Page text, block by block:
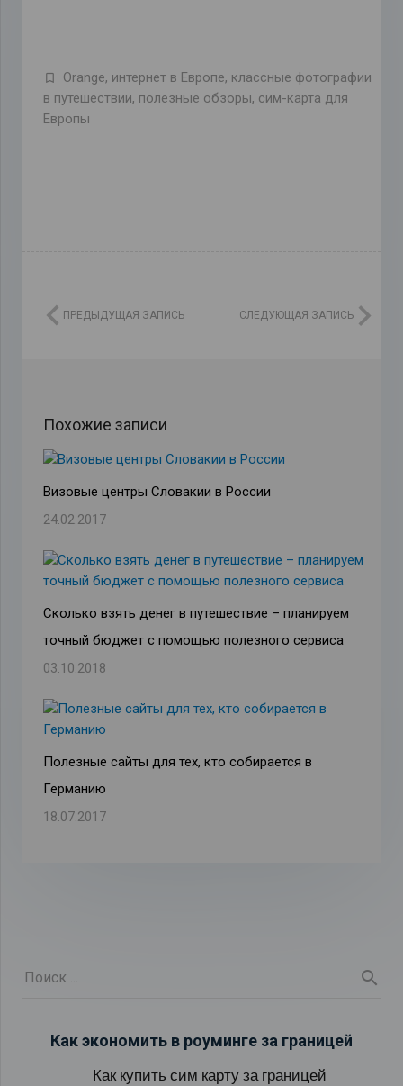
Orange, интернет в Европе, классные фотографии
в путешествии, полезные обзоры, сим-карта для
Европы
ПРЕДЫДУЩАЯ ЗАПИСЬ СЛЕДУЮЩАЯ ЗАПИСЬ
Похожие записи
Визовые центры Словакии в России
24.02.2017
Сколько взять денег в путешествие – планируем
точный бюджет с помощью полезного сервиса
03.10.2018
Полезные сайты для тех, кто собирается в
Германию
18.07.2017
Как экономить в роуминге за границей
Как купить сим карту за границей